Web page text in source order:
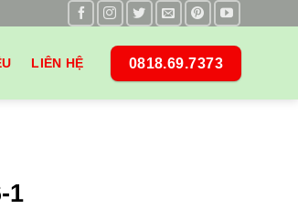
LIÊN HỆ 0818.69.7373
1